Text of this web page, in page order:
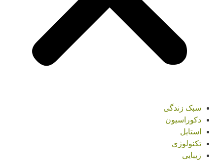
سبک زندگی
دکوراسیون
استایل
تکنولوژی
زیبایی